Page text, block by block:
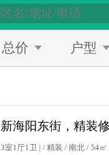
总价 户型
3室1厅1卫 | / 精装 / 南北 / 54㎡